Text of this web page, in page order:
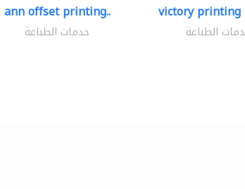
ann offset printing..
خدمات الطباعة
victory printing
الطباعة